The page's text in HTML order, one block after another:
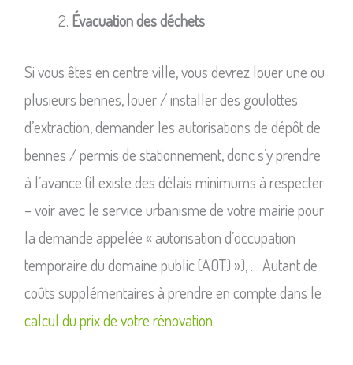
Évacuation des déchets
Si vous êtes en centre ville, vous devrez louer une ou
plusieurs bennes, louer / installer des goulottes
d’extraction, demander les autorisations de dépôt de
bennes / permis de stationnement, donc s’y prendre
à l’avance (il existe des délais minimums à respecter
– voir avec le service urbanisme de votre mairie pour
la demande appelée « autorisation d’occupation
temporaire du domaine public (AOT) »), … Autant de
coûts supplémentaires à prendre en compte dans le
calcul du prix de votre rénovation.